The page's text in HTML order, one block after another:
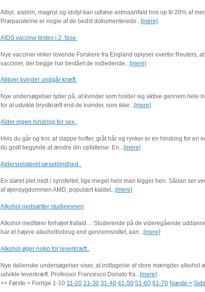
Albyl, aspirin, magnyl og idotyl kan udløse astmaanfald hos op til 20% af
Præparaterne er nogle af de bedst dokumenterede... [mere]
AIDS vaccine testes i 2. fase.
Nye vacciner virker lovende Forskere fra England oplyser overfor Reuters,
vacciner, der begge har bestået de indledende... [mere]
Aktiver kvinder undgår kræft.
Nye undersøgelser tyder på, at kvinder som holder sig aktive gennem hele
for at udvikle brystkræft end de kvinder, som ikke...[mere]
Alder ingen hindring for sex..
Hvis du går og tror, at slappe hofter, gråt hår og rynker er en hindring for en
du godt begynde at ændre din opfattelse. En...[mere]
Aldersrelateret læseblindhed .
En sløret plet midt i synsfeltet, lige meget hvor man kigger hen. Sådan ser
af øjensygdommen AMD, populært kaldet...[mere]
Alkohol nedsætter studieevnen
Alkohol medfører forhøjet frafald… Studerende på de videregående
har et højere alkoholforbrug end gennemsnittet, kan...[mere]
Alkohol øger risiko for leverkræft..
Nye italienske undersøgelser viser, at indtagelse af store mængder alkohol
udvikle leverkræft. Professor Francesco Donato fra...[mere]
<< Første < Forrige 1-10 11-20 21-30 31-40 41-50 51-60 61-70 Næste >